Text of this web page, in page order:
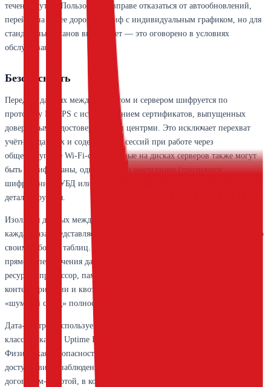
течение суток. Пользователь вправе отказаться от автообновлений,
перейдя на более дорогой тариф с индивидуальным графиком, но для
стандартных планов выбора нет — это оговорено в условиях
обслуживания.
Безопасность
Передача данных между клиентом и сервером шифруется по
протоколу HTTPS с использованием сертификатов, выпущенных
доверенными удостоверяющими центрми. Это исключает перехват
учётных данных и содержимого сессий при работе через
общедоступные Wi-Fi-сети. Данные на дисках серверов также могут
быть зашифрованы, однако детали реализации (прозрачное
шифрование СУБД или дисковое) в открытых документах не
детализируются.
Изоляция данных между клиентами обеспечивается на уровне СУБД:
каждая база представляет собой отдельную базу данных PostgreSQL со
своим набором таблиц. Это классическая схема, не допускающая
прямого пересечения данных разных арендаторов. Аппаратные
ресурсы (процессор, память) разделяются, но механизмы
контейнеризации и квот предотвращают ситуацию, когда один
«шумный сосед» полностью занимает ресурсы сервера.
Дата-центры, используемые для ГРМ, имеют аттестацию Tier III по
классификации Uptime Institute (по ряду косвенных данных).
Физическая безопасность включает круглосуточную охрану, контроль
доступа, видеонаблюдение. Юридически отношения регулируются
договором-офертой, в котором прописаны обязательства сторон.